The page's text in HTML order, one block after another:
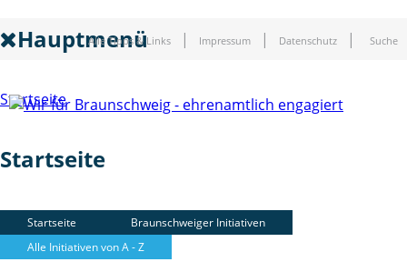
Alle Tipps & Links Impressum Datenschutz Suche
Hauptmenü
Startseite
Startseite
Braunschweiger Initiativen
Startseite
Braunschweiger Initiativen
Alle Initiativen von A - Z